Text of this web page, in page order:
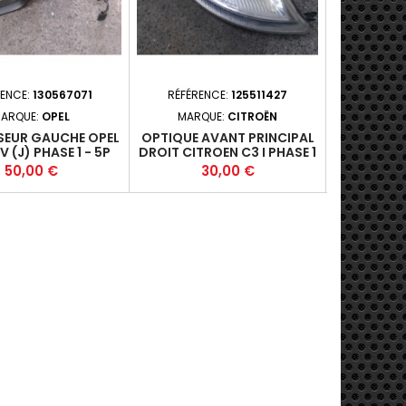
130567071
OPEL
GAUCHE OPEL
(J) PHASE 1 - 5P
2012-06 +
Prix
50,00 €
RÉFÉRENCE: 125511427
MARQUE: CITROËN
OPTIQUE AVANT PRINCIPAL
DROIT CITROEN C3 I PHASE 1
- 5P 2002-04-2005-10 +
Prix
30,00 €
PHASE